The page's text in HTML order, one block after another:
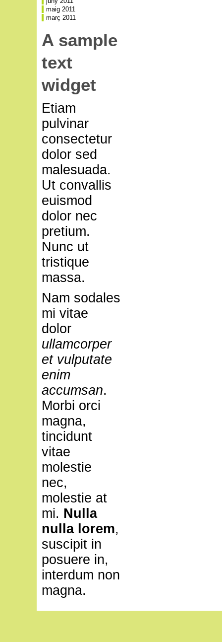
maig 2011
març 2011
A sample
text
widget
Etiam
pulvinar
consectetur
dolor sed
malesuada.
Ut convallis
euismod
dolor nec
pretium.
Nunc ut
tristique
massa.
Nam sodales
mi vitae
dolor
ullamcorper
et vulputate
enim
accumsan.
Morbi orci
magna,
tincidunt
vitae
molestie
nec,
molestie at
mi. Nulla
nulla lorem,
suscipit in
posuere in,
interdum non
magna.